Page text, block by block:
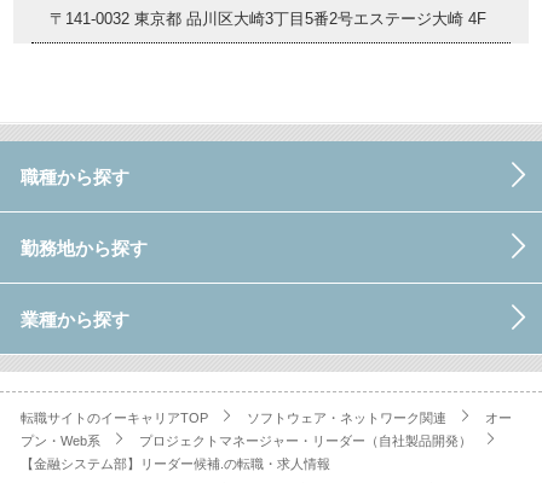
〒141-0032 東京都 品川区大崎3丁目5番2号エステージ大崎 4F
職種から探す
勤務地から探す
業種から探す
転職サイトのイーキャリアTOP ソフトウェア・ネットワーク関連
オー
プン・Web系
プロジェクトマネージャー・リーダー（自社製品開発）
【金融システム部】リーダー候補.の転職・求人情報